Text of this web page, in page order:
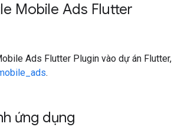
Mobile Ads Flutter
Ads Flutter Plugin vào dự án Flutter,
.
ứng dụng